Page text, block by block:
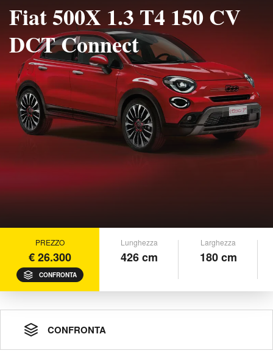
Fiat 500X 1.3 T4 150 CV
DCT Connect
PREZZO
€ 26.300
CONFRONTA
Lunghezza
426 cm
Larghezza
180 cm
CONFRONTA